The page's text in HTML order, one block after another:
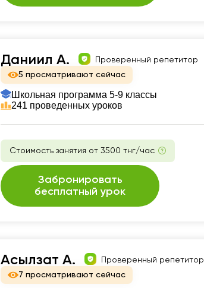
Даниил А. Проверенный репетитор
5 просматривают сейчас
Школьная программа 5-9 классы
241 проведенных уроков
Стоимость занятия от 3500 тнг/час
Забронировать
бесплатный урок
Асылзат А. Проверенный репетитор
7 просматривают сейчас